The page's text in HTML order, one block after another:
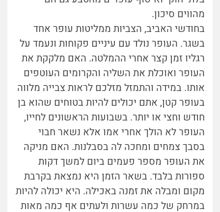
מהווים סיכון.
בחודשי האביב, הצביות ממליטות עופר אחד
בשגר. העופר נולד עם עיניים פקוחות ונעמד על
רגליו זמן קצר אחרי ההמלטה. האם מלקקת את
העופר ואוכלת את השליה והקרומים העוטפים
אותו. במידה והתמזל מזלכם לראות צבייה מלווה
בעופר קטן, אתם יכולים להיות בטוחים שהוא בן
חודש וחצי או יותר. בשבועות הראשונים לחייו,
העופר לא הולך אחרי אמו אלא נשאר חבוי
בסבך צמחים ומחכה לה בסבלנות. האם מניקה
את העופר מספר פעמים ביום למשך דקות
ספורות בלבד. בשאר הזמן היא נמצאת בקרבת
מקום ומבלה את זמנה באכילה. היא יכולה להיות
במרחק של כמה עשרות ולעתים אף כמה מאות